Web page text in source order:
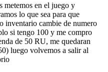
metemos en el juego y
lo que sea para que
inventario cambie de numero
si tengo 100 y me compro
de 50 RU, me quedaran
luego volvemos a salir al